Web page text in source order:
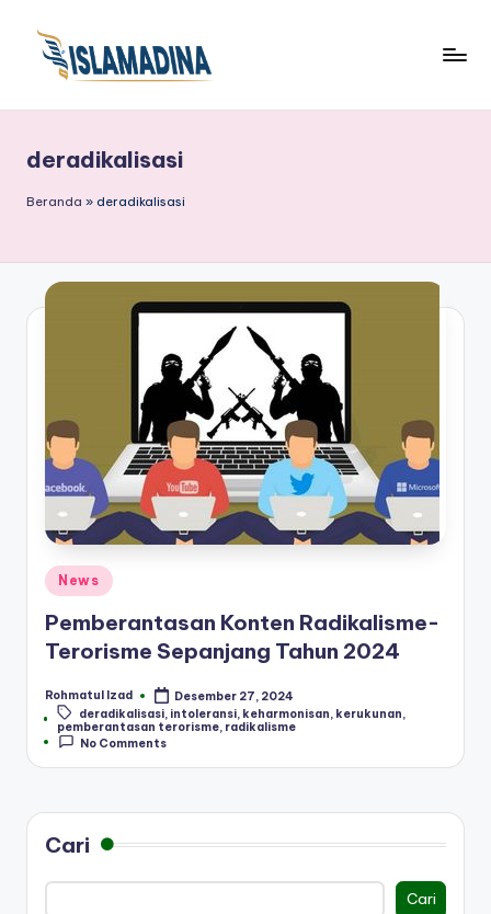
deradikalisasi
Beranda » deradikalisasi
Posted
in
News
Pemberantasan Konten Radikalisme-
Terorisme Sepanjang Tahun 2024
Posted
by
Rohmatul Izad
Desember 27, 2024
Tags:deradikalisasi, intoleransi, keharmonisan kerukunan
pemberantasan terorisme, radikalisme
No Comments
Cari
Cari